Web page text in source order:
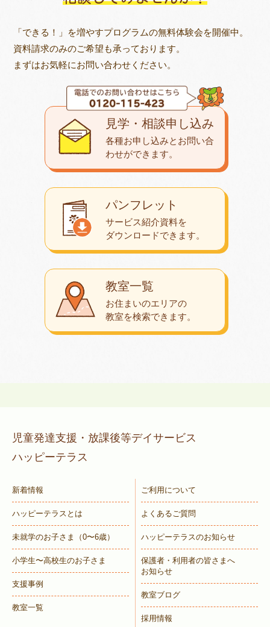
「できる！」を増やすプログラムの無料体験会を開催中。
資料請求のみのご希望も承っております。
まずはお気軽にお問い合わせください。
教室一覧
お住まいのエリアの
教室を検索できます。
パンフレット
サービス紹介資料を
ダウンロードできます。
見学・相談申し込み
各種お申し込みとお問い合
わせができます。
児童発達支援・放課後等デイサービス
ハッピーテラス
新着情報
ハッピーテラスとは
未就学のお子さま （0〜6歳）
小学生〜高校生のお子さま
支援事例
教室一覧
ご利用について
よくあるご質問
ハッピーテラスのお知らせ
保護者・利用者の皆さまへ
お知らせ
教室ブログ
採用情報